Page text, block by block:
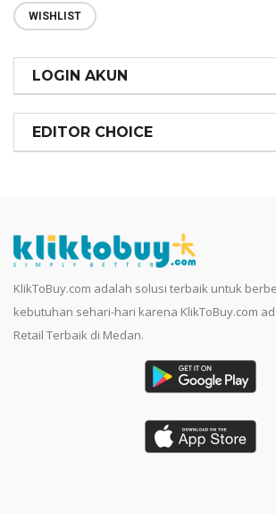
WISHLIST
LOGIN AKUN
EDITOR CHOICE
KlikToBuy.com adalah solusi terbaik untuk
kebutuhan sehari-hari karena KlikToBuy.com
Retail Terbaik di Medan.